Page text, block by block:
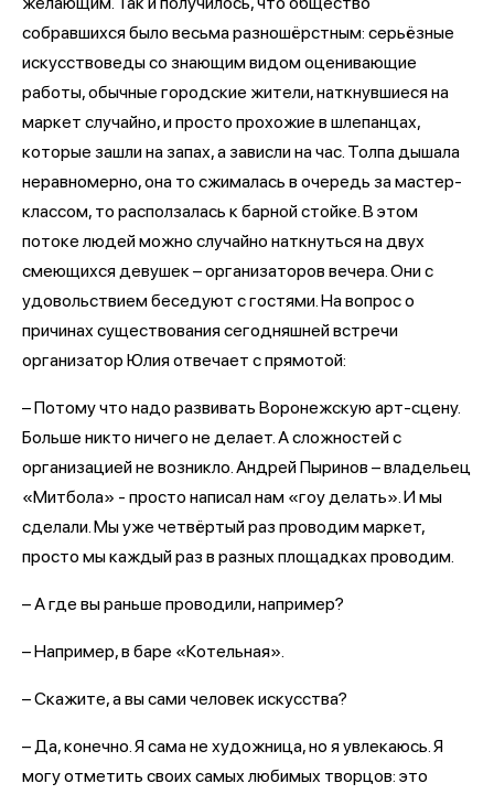
собравшихся было весьма разношёрстным: серьёзные
искусствоведы со знающим видом оценивающие
работы, обычные городские жители, наткнувшиеся на
маркет случайно, и просто прохожие в шлепанцах,
которые зашли на запах, а зависли на час. Толпа дышала
неравномерно, она то сжималась в очередь за мастер-
классом, то расползалась к барной стойке. В этом
потоке людей можно случайно наткнуться на двух
смеющихся девушек – организаторов вечера. Они с
удовольствием беседуют с гостями. На вопрос о
причинах существования сегодняшней встречи
организатор Юлия отвечает с прямотой:
– Потому что надо развивать Воронежскую арт-сцену.
Больше никто ничего не делает. А сложностей с
организацией не возникло. Андрей Пыринов – владельец
«Митбола» - просто написал нам «гоу делать». И мы
сделали. Мы уже четвёртый раз проводим маркет,
просто мы каждый раз в разных площадках проводим.
– А где вы раньше проводили, например?
– Например, в баре «Котельная».
– Скажите, а вы сами человек искусства?
– Да, конечно. Я сама не художница, но я увлекаюсь. Я
могу отметить своих самых любимых творцов: это